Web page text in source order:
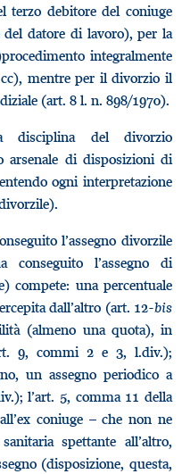
terzo debitore del coniuge
datore di lavoro), per la
integralmente
mentre per il divorzio il
(art. 8 l. n. 898/1970).
disciplina del divorzio
di disposizioni di
ogni interpretazione
l’assegno divorzile
l’assegno di
compete: una percentuale
dall’altro (art. 12-bis
(almeno una quota), in
9, commi 2 e 3, l.div.);
un assegno periodico a
l’art. 5, comma 11 della
coniuge – che non ne
spettante all’altro,
(disposizione, questa,